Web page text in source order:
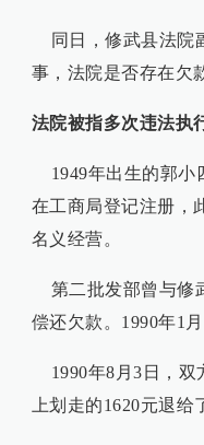
同日，修武县法院
事，法院是否存在欠
法院被指多次违法执
1949年出生的郭小
在工商局登记注册，
名义经营。
第二批发部曾与修
偿还欠款。1990年1
1990年8月3日，双
上划走的1620元退给